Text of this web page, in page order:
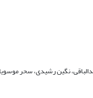
نگین رشیدی، سحر